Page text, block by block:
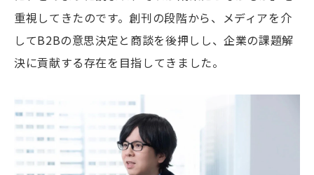
重視してきたのです。創刊の段階から、メディアを介
してB2Bの意思決定と商談を後押しし、企業の課題解
決に貢献する存在を目指してきました。